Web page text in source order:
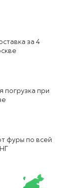
за 4
погрузка при
фуры по всей